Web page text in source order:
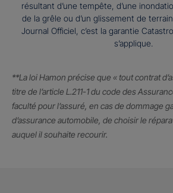
résultant d’une tempête, d’une
de la grêle ou d’un glissement de
Journal Officiel, c’est la garantie
s’applique.
**La loi Hamon précise que « tout contrat
titre de l’article L.211-1 du code des
faculté pour l’assuré, en cas de dommage
d’assurance automobile, de choisir le
auquel il souhaite recourir.